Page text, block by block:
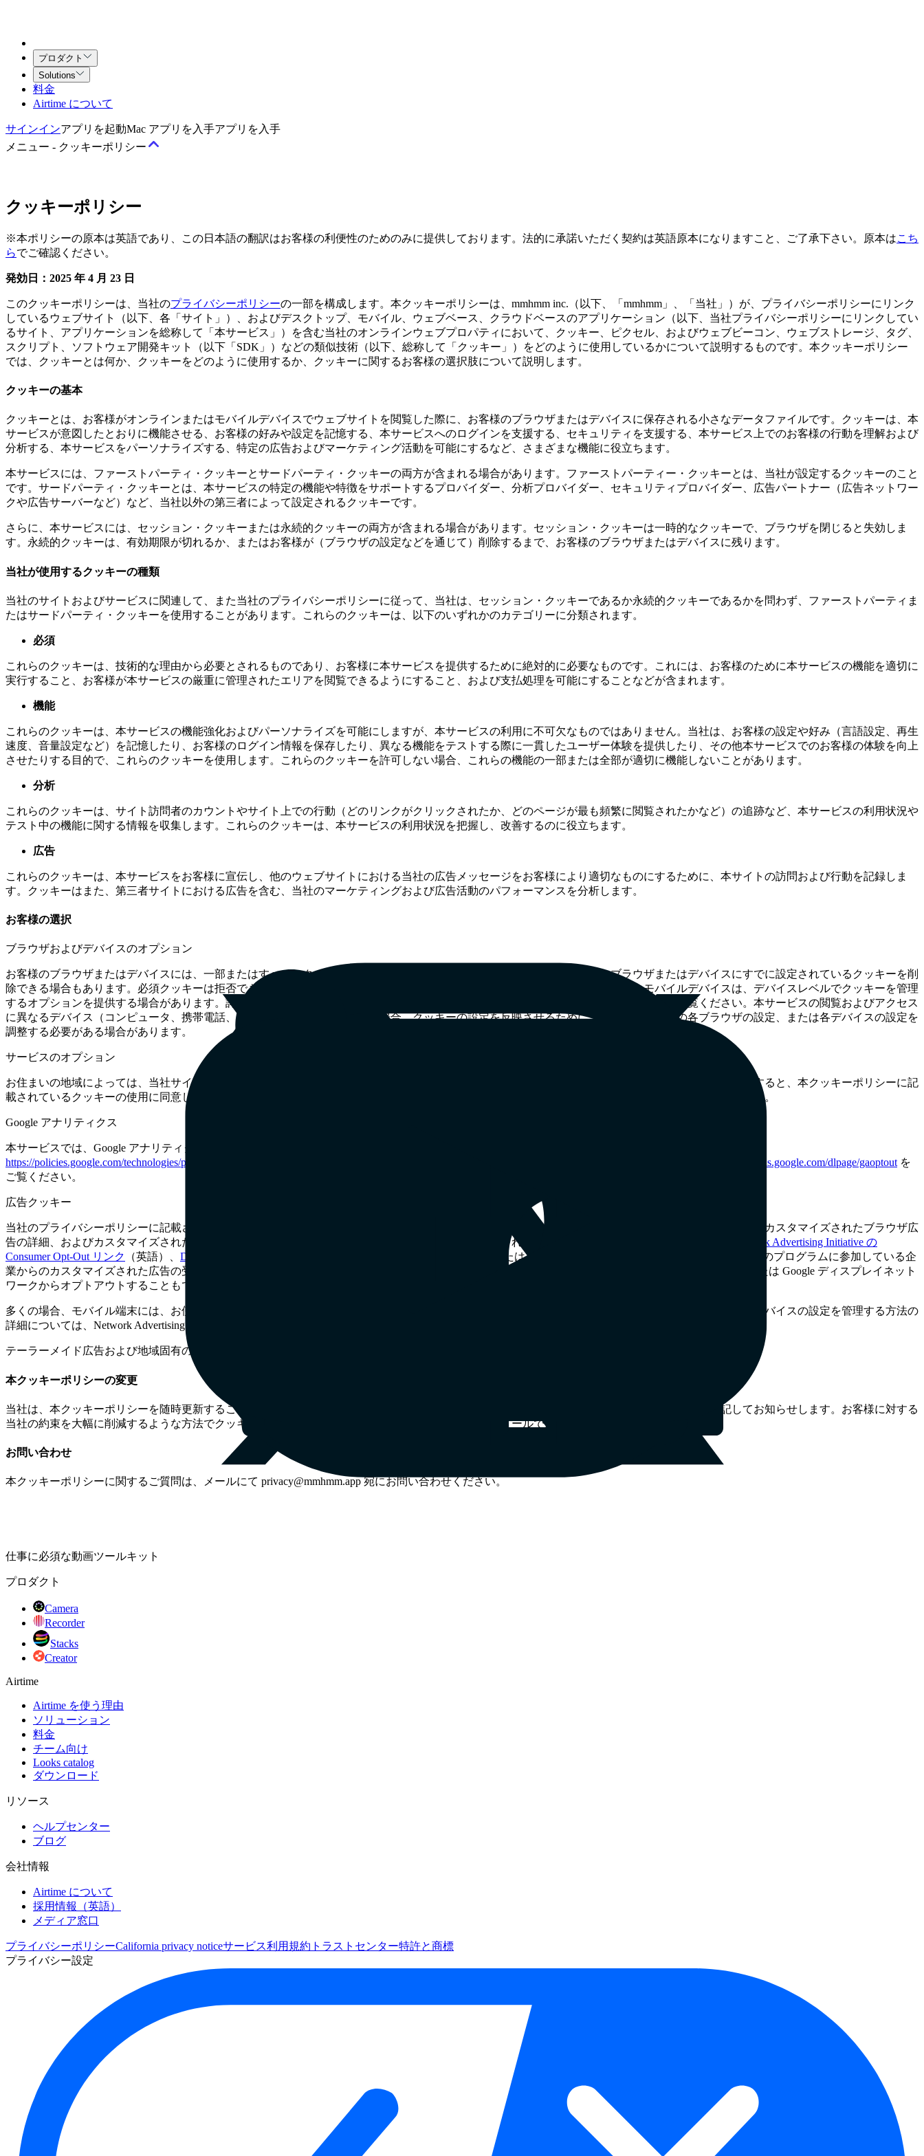
プロダクト
Solutions
料金
Airtime について
サインインアプリを起動Mac アプリを入手アプリを入手
メニュー - クッキーポリシー
規約
サービス利用規約Airtime（チーム向け）契約クリエイティブ・サービス契約
ポリシー
セキュリティ
Airtime トラストセンター当社の責任ある開示とバグ報奨金ポリシー
クッキーポリシー
※本ポリシーの原本は英語であり、この日本語の翻訳はお客様の利便性のためのみに提供しております。法的に承諾いただく契約は英語原本になりますこと、ご了承下さい。原本はこち
らでご確認ください。
発効日：2025 年 4 月 23 日
このクッキーポリシーは、当社のプライバシーポリシーの一部を構成します。本クッキーポリシーは、mmhmm inc.（以下、「mmhmm」、「当社」）が、プライバシーポリシーにリンク
しているウェブサイト（以下、各「サイト」）、およびデスクトップ、モバイル、ウェブベース、クラウドベースのアプリケーション（以下、当社プライバシーポリシーにリンクしてい
るサイト、アプリケーションを総称して「本サービス」）を含む当社のオンラインウェブプロパティにおいて、クッキー、ピクセル、およびウェブビーコン、ウェブストレージ、タグ、
スクリプト、ソフトウェア開発キット（以下「SDK」）などの類似技術（以下、総称して「クッキー」）をどのように使用しているかについて説明するものです。本クッキーポリシー
では、クッキーとは何か、クッキーをどのように使用するか、クッキーに関するお客様の選択肢について説明します。
クッキーの基本
クッキーとは、お客様がオンラインまたはモバイルデバイスでウェブサイトを閲覧した際に、お客様のブラウザまたはデバイスに保存される小さなデータファイルです。クッキーは、本
サービスが意図したとおりに機能させる、お客様の好みや設定を記憶する、本サービスへのログインを支援する、セキュリティを支援する、本サービス上でのお客様の行動を理解および
分析する、本サービスをパーソナライズする、特定の広告およびマーケティング活動を可能にするなど、さまざまな機能に役立ちます。
本サービスには、ファーストパーティ・クッキーとサードパーティ・クッキーの両方が含まれる場合があります。ファーストパーティー・クッキーとは、当社が設定するクッキーのこと
です。サードパーティ・クッキーとは、本サービスの特定の機能や特徴をサポートするプロバイダー、分析プロバイダー、セキュリティプロバイダー、広告パートナー（広告ネットワー
クや広告サーバーなど）など、当社以外の第三者によって設定されるクッキーです。
さらに、本サービスには、セッション・クッキーまたは永続的クッキーの両方が含まれる場合があります。セッション・クッキーは一時的なクッキーで、ブラウザを閉じると失効しま
す。永続的クッキーは、有効期限が切れるか、またはお客様が（ブラウザの設定などを通じて）削除するまで、お客様のブラウザまたはデバイスに残ります。
当社が使用するクッキーの種類
当社のサイトおよびサービスに関連して、また当社のプライバシーポリシーに従って、当社は、セッション・クッキーであるか永続的クッキーであるかを問わず、ファーストパーティま
たはサードパーティ・クッキーを使用することがあります。これらのクッキーは、以下のいずれかのカテゴリーに分類されます。
必須
これらのクッキーは、技術的な理由から必要とされるものであり、お客様に本サービスを提供するために絶対的に必要なものです。これには、お客様のために本サービスの機能を適切に
実行すること、お客様が本サービスの厳重に管理されたエリアを閲覧できるようにすること、および支払処理を可能にすることなどが含まれます。
機能
これらのクッキーは、本サービスの機能強化およびパーソナライズを可能にしますが、本サービスの利用に不可欠なものではありません。当社は、お客様の設定や好み（言語設定、再生
速度、音量設定など）を記憶したり、お客様のログイン情報を保存したり、異なる機能をテストする際に一貫したユーザー体験を提供したり、その他本サービスでのお客様の体験を向上
させたりする目的で、これらのクッキーを使用します。これらのクッキーを許可しない場合、これらの機能の一部または全部が適切に機能しないことがあります。
分析
これらのクッキーは、サイト訪問者のカウントやサイト上での行動（どのリンクがクリックされたか、どのページが最も頻繁に閲覧されたかなど）の追跡など、本サービスの利用状況や
テスト中の機能に関する情報を収集します。これらのクッキーは、本サービスの利用状況を把握し、改善するのに役立ちます。
広告
これらのクッキーは、本サービスをお客様に宣伝し、他のウェブサイトにおける当社の広告メッセージをお客様により適切なものにするために、本サイトの訪問および行動を記録しま
す。クッキーはまた、第三者サイトにおける広告を含む、当社のマーケティングおよび広告活動のパフォーマンスを分析します。
お客様の選択
ブラウザおよびデバイスのオプション
お客様のブラウザまたはデバイスには、一部またはすべてのクッキーを拒否するオプションが用意されている場合があり、ブラウザまたはデバイスにすでに設定されているクッキーを削
除できる場合もあります。必須クッキーは拒否できませんのでご注意ください。当社のモバイルアプリをご利用の場合、お客様のモバイルデバイスは、デバイスレベルでクッキーを管理
するオプションを提供する場合があります。詳細については、お使いのブラウザまたはデバイスの「ヘルプ」または「設定」メニューをご覧ください。本サービスの閲覧およびアクセス
に異なるデバイス（コンピュータ、携帯電話、タブレットなど）を使用する場合、クッキーの設定を反映させるために、個々のデバイスの各ブラウザの設定、または各デバイスの設定を
調整する必要がある場合があります。
サービスのオプション
お住まいの地域によっては、当社サイトに初めてアクセスした際に、クッキーの通知が表示される場合があります。その通知で「同意する」をクリックすると、本クッキーポリシーに記
載されているクッキーの使用に同意したことになり、その通知で「拒否する」をクリックすると、必須クッキー以外のクッキーを拒否したことになります。
Google アナリティクス
本サービスでは、Google アナリティクスクッキーを使用する場合があります。Google アナリティクスとそのデータ収集・処理方法の詳細については、
https://policies.google.com/technologies/partner-sites
https://tools.google.com/dlpage/gaoptoutを
ご覧ください。
広告クッキー
当社のプライバシーポリシーに記載されているように、当社のサービス上の一部のクッキーは、お客様により適切な広告を提供するために使用されます。カスタマイズされたブラウザ広
告の詳細、およびカスタマイズされた広告を提供するためにお客様のコンピュータにクッキーが保存されるのを一般的に制御する方法については、
Network Advertising Initiative の
Consumer Opt-Out リンク
（英語）、 Digital Advertising Alliance の Consumer Opt-Out リンク （英語）、または
（英語）を参照して、これらのプログラムに参加している企
業からのカスタマイズされた広告の受信を拒否することができます。また、Google の広告設定を使用して、ディスプレイ広告の Googleアナリティクスまたは Google ディスプレイネット
ワークからオプトアウトすることもできます。
多くの場合、モバイル端末には、お使いの端末が広告目的でどのように情報を収集および共有するかを管理するための設定が含まれています。これらのデバイスの設定を管理する方法の
詳細については、Network Advertising Initiative のモバイル選択ページ（
テーラーメイド広告および地域固有の権利と選択肢に関する詳細については、当社の
本クッキーポリシーの変更
当社は、本クッキーポリシーを随時更新することがあります。変更があった場合は、このページに新しいクッキーポリシーを掲載し、更新日を付記してお知らせします。お客様に対する
当社の約束を大幅に削減するような方法でクッキーポリシーを変更する場合は、登録ユーザーに電子メールで通知します。
お問い合わせ
本クッキーポリシーに関するご質問は、メールにて privacy@mmhmm.app 宛にお問い合わせください。
仕事に必須な動画ツールキット
プロダクト
Camera
Recorder
Stacks
Creator
Airtime
Airtime を使う理由
ソリューション
料金
チーム向け
Looks catalog
ダウンロード
リソース
ヘルプセンター
ブログ
会社情報
Airtime について
採用情報（英語）
メディア窓口
プライバシーポリシーCalifornia privacy noticeサービス利用規約 トラストセンター特許と商標
プライバシー設定